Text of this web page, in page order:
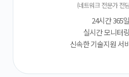
(네트워크 전문가 전
24시간 365일
실시간 모니터
신속한 기술지원 서